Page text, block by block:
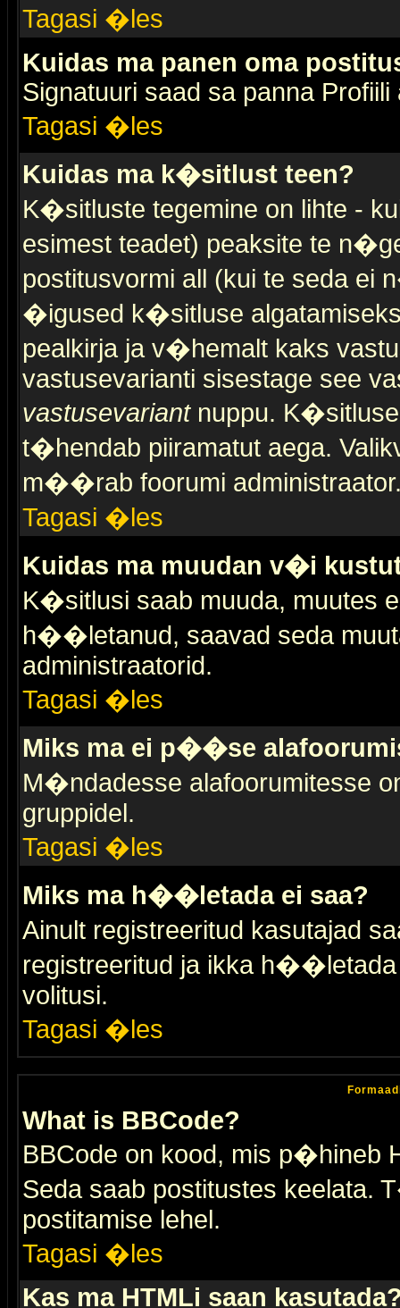
Tagasi �les
Kuidas ma panen oma
Signatuuri saad sa panna Profiili
Tagasi �les
Kuidas ma k�sitlust teen?
K�sitluste tegemine on lihte -
esimest teadet) peaksite te
postitusvormi all (kui te seda ei
�igused k�sitluse
pealkirja ja v�hemalt kaks
vastusevarianti sisestage see
vastusevariantnuppu.
t�hendab piiramatut aega.
m��rab foorumi
Tagasi �les
Kuidas ma muudan v�i
K�sitlusi saab muuda, muutes
h��letanud, saavad seda
administraatorid.
Tagasi �les
Miks ma ei p��se
M�ndadesse alafoorumitesse
gruppidel.
Tagasi �les
Miks ma h��letada ei saa?
Ainult registreeritud kasutajad
registreeritud ja ikka h��letada
volitusi.
Tagasi �les
What is BBCode?
BBCode on kood, mis p�hineb
Seda saab postitustes keelata.
postitamise lehel.
Tagasi �les
Kas ma HTMLi saan